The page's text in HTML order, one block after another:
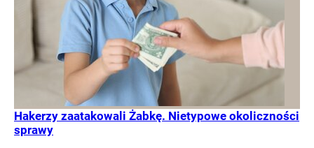
Hakerzy zaatakowali Żabkę. Nietypowe okoliczności
sprawy